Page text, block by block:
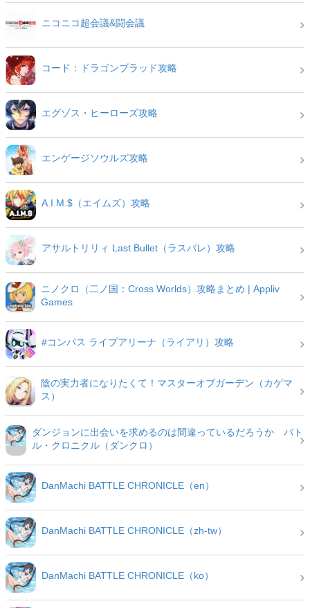
ニコニコ超会議&闘会議
コード：ドラゴンブラッド攻略
エグゾス・ヒーローズ攻略
エンゲージソウルズ攻略
A.I.M.$（エイムズ）攻略
アサルトリリィ Last Bullet（ラスバレ）攻略
ニノクロ（二ノ国：Cross Worlds）攻略まとめ | Appliv
Games
#コンパス ライブアリーナ（ライアリ）攻略
陰の実力者になりたくて！マスターオブガーデン（カゲマ
ス）
ダンジョンに出会いを求めるのは間違っているだろうか バト
ル・クロニクル（ダンクロ）
DanMachi BATTLE CHRONICLE（en）
DanMachi BATTLE CHRONICLE（zh-tw）
DanMachi BATTLE CHRONICLE（ko）